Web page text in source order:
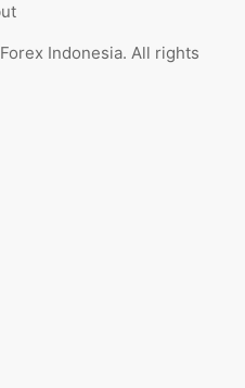
Indonesia. All rights